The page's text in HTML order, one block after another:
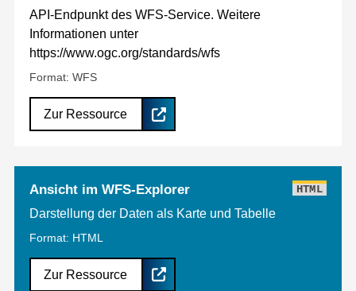
API-Endpunkt des WFS-Service. Weitere
Informationen unter
https://www.ogc.org/standards/wfs
Format: WFS
Zur Ressource
Ansicht im WFS-Explorer HTML
Darstellung der Daten als Karte und Tabelle
Format: HTML
Zur Ressource